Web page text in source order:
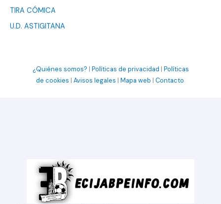
TIRA CÓMICA
U.D. ASTIGITANA
¿Quiénes somos? | Políticas de privacidad | Políticas
de cookies | Avisos legales | Mapa web | Contacto